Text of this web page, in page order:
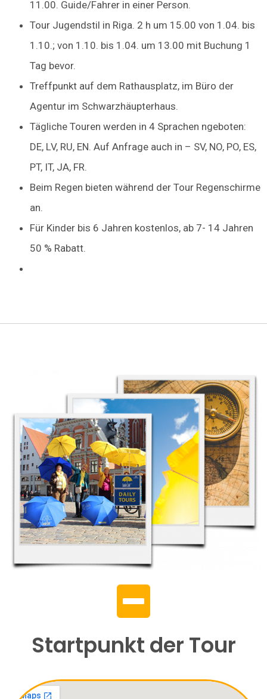
11.00. Guide/Fahrer in einer Person.
Tour Jugendstil in Riga. 2 h um 15.00 von 1.04. bis
1.10.; von 1.10. bis 1.04. um 13.00 mit Buchung 1
Tag bevor.
Treffpunkt auf dem Rathausplatz, im Büro der
Agentur im Schwarzhäupterhaus.
Tägliche Touren werden in 4 Sprachen ngeboten:
DE, LV, RU, EN. Auf Anfrage auch in – SV, NO, PO, ES,
PT, IT, JA, FR.
Beim Regen bieten während der Tour Regenschirme
an.
Für Kinder bis 6 Jahren kostenlos, ab 7- 14 Jahren
50 % Rabatt.
Startpunkt der Tour